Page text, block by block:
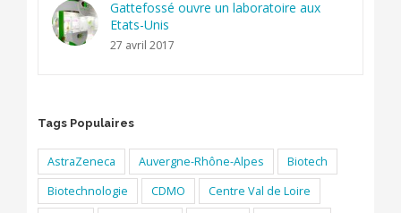
Gattefossé ouvre un laboratoire aux
Etats-Unis
27 avril 2017
Tags Populaires
AstraZeneca Auvergne-Rhône-Alpes
Biotech
Biotechnologie
CDMO Centre Val de Loire